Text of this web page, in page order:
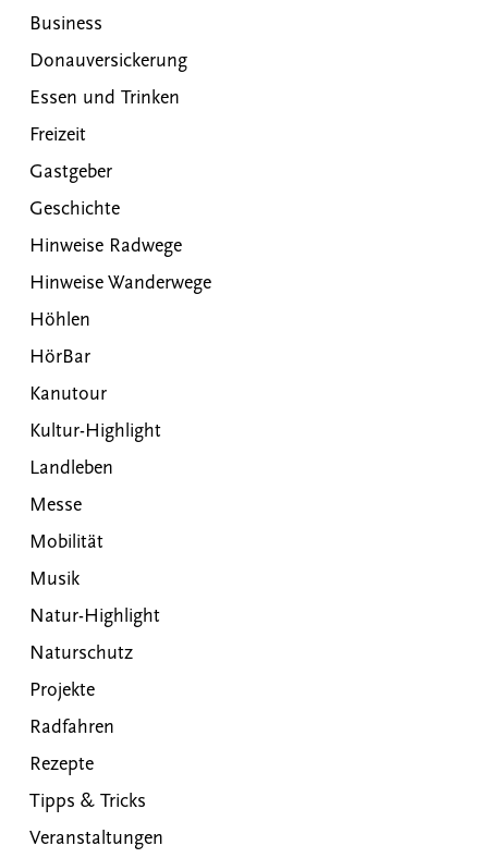
Business
Donauversickerung
Essen und Trinken
Freizeit
Gastgeber
Geschichte
Hinweise Radwege
Hinweise Wanderwege
Höhlen
HörBar
Kanutour
Kultur-Highlight
Landleben
Messe
Mobilität
Musik
Natur-Highlight
Naturschutz
Projekte
Radfahren
Rezepte
Tipps & Tricks
Veranstaltungen